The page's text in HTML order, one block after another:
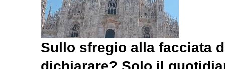
Sullo sfregio alla facciata